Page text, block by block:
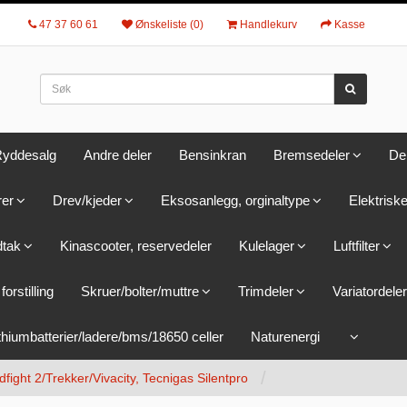
47 37 60 61 Ønskeliste (0) Handlekurv Kasse
Andre deler Bensinkran Bremsedeler
Drev/kjeder Eksosanlegg, orginaltype
Kinascooter, reservedeler Kulelager Luftfilter
Skruer/bolter/muttre Trimdeler Variatordeler
ladere/bms/18650 celler Naturenergi
2/Trekker/Vivacity, Tecnigas Silentpro